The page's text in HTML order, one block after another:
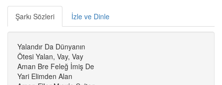
Şarkı Sözleri İzle ve Dinle
Yalandır Da Dünyanın
Ötesi Yalan, Vay, Vay
Aman Bre Feleğ İmiş De
Yari Elimden Alan